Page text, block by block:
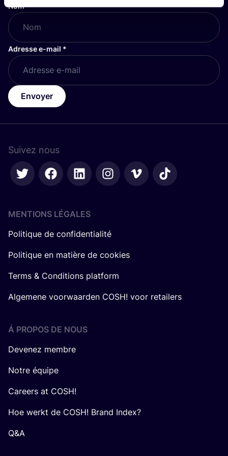
Nom*
Adresse e-mail *
Envoyer
Suivez nous
MENTIONS LÉGALES
Politique de confidentialité
Politique en matière de cookies
Terms & Conditions platform
Algemene voorwaarden COSH! voor retailers
Á PROPOS DE NOUS
Devenez membre
Notre équipe
Careers at COSH!
Hoe werkt de COSH! Brand Index?
Q&A